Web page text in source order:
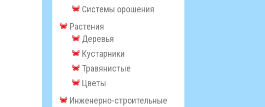
Системы орошения
Растения
Деревья
Кустарники
Травянистые
Цветы
Инженерно-строительные